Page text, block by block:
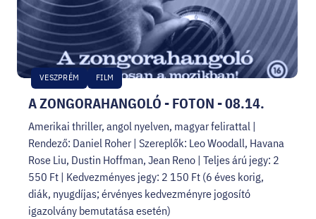
A ZONGORAHANGOLÓ - FOTON - 08.14.
VESZPRÉM FILM
Amerikai thriller, angol nyelven, magyar felirattal |
Rendező: Daniel Roher | Szereplők: Leo Woodall, Havana
Rose Liu, Dustin Hoffman, Jean Reno | Teljes árú jegy: 2
550 Ft | Kedvezményes jegy: 2 150 Ft (6 éves korig,
diák, nyugdíjas; érvényes kedvezményre jogosító
igazolvány bemutatása esetén)